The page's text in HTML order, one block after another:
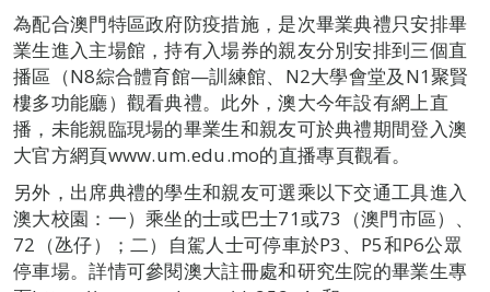
為配合澳門特區政府防疫措施，是次畢業典禮只安排畢
業生進入主場館，持有入場券的親友分別安排到三個直
播區（N8綜合體育館—訓練館、N2大學會堂及N1聚賢
樓多功能廳）觀看典禮。此外，澳大今年設有網上直
播，未能親臨現場的畢業生和親友可於典禮期間登入澳
大官方網頁www.um.edu.mo的直播專頁觀看。
另外，出席典禮的學生和親友可選乘以下交通工具進入
澳大校園：一）乘坐的士或巴士71或73（澳門市區）、
72（氹仔）；二）自駕人士可停車於P3、P5和P6公眾
停車場。詳情可參閱澳大註冊處和研究生院的畢業生專